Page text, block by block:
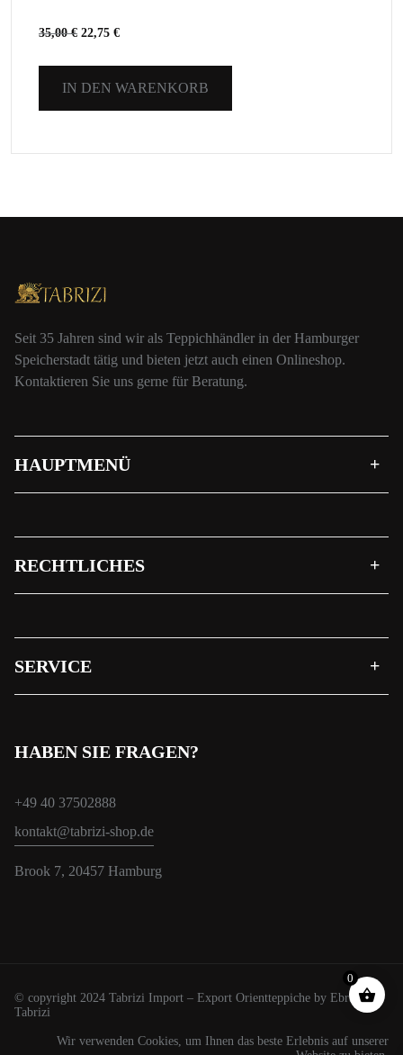
35,00€ 22,75 €
IN DEN WARENKORB
Seit 35 Jahren sind wir als Teppichhändler in der Hamburger
Speicherstadt tätig und bieten jetzt auch einen Onlineshop.
Kontaktieren Sie uns gerne für Beratung.
HAUPTMENÜ
RECHTLICHES
SERVICE
HABEN SIE FRAGEN?
+49 40 37502888
kontakt@tabrizi-shop.de
Brook 7, 20457 Hamburg
© copyright 2024 Tabrizi Import – Export Orientteppiche by Ebrahim
Tabrizi
Wir verwenden Cookies, um Ihnen das beste Erlebnis auf unserer
0